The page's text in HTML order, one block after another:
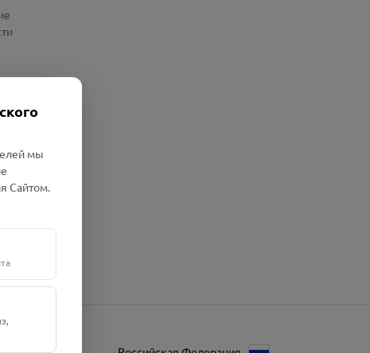
мы
Сайтом.